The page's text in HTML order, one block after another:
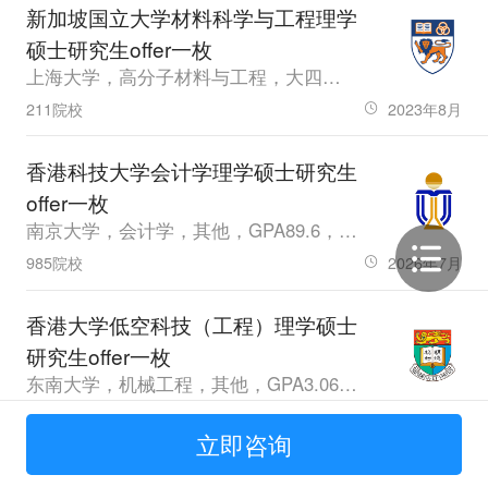
新加坡国立大学材料科学与工程理学
硕士研究生offer一枚
上海大学，高分子材料与工程，大四，GPA86.90，雅思6.5
211院校 2023年8月
香港科技大学会计学理学硕士研究生
offer一枚
南京大学，会计学，其他，GPA89.6，雅思7.0
985院校 2026年7月
香港大学低空科技（工程）理学硕士
研究生offer一枚
东南大学，机械工程，其他，GPA3.06，雅思6.5
985院校 2026年4月
南洋理工大学电力工程理学硕士研究
立即咨询